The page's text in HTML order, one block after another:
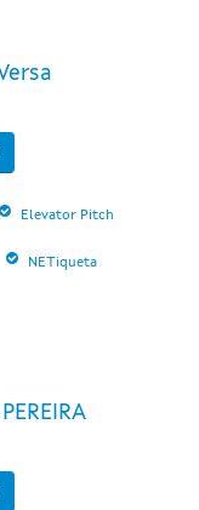
Elevator Pitch
NETiqueta